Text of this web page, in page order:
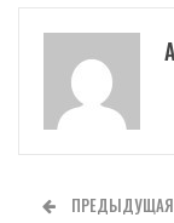
ПРЕДЫДУЩАЯ